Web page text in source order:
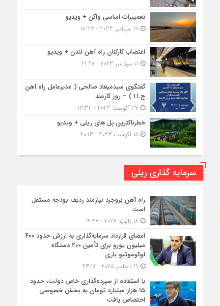
تعمییرات اساسی واگن + ویدیو
اعتصاب کارکنان راه آهن لندن + ویدیو
گفتگوی سیدمیعاد صالحی ( مدیرعامل راه آهن
ج.ا.ا ) – روز کارمند
خطرناکترین پل های ریلی + ویدیو
15 آگوست 2023 - 20:13
سرمایه گذاری ریلی
راه آهن بروجرد نیازمند ردیف بودجه مستقل
است
امضای قرارداد سرمایه‌گذاری به ارزش حدود ۴۰۰
میلیون یورو برای تأمین ۲۰۰ دستگاه
لوکوموتیو باری
با استفاده از سپرده‌گذاری خاص دولت، حدود
۱۵ هزار میلیارد تومان به بخش خصوصی
اختصاص یافت